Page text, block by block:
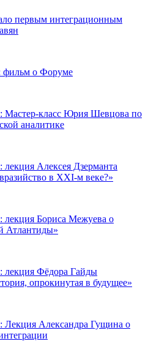
первым интеграционным
фильм о Форуме
Мастер-класс Юрия Шевцова по
аналитике
лекция Алексея Дзерманта
в XXI-м веке?»
лекция Бориса Межуева о
Атлантиды»
лекция Фёдора Гайды
опрокинутая в будущее»
Лекция Александра Гущина о